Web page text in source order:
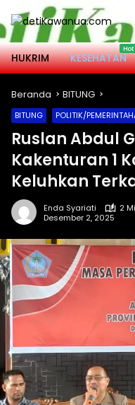
Langsung
ke
konten
HUKRIM
KESEHATAN
Beranda BITUNG
BITUNG POLITIK/
Ruslan Abdul
Kakenturan 1
Keluhkan
Enda Syariati
2
Desember 2, 2025